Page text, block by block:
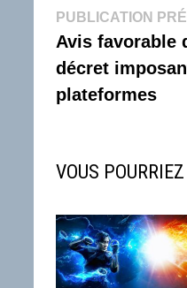
Navigation
de
l’article
PUBLICATION
Avis favorable
décret
plateformes
VOUS